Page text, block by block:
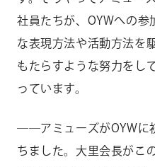
社員たちが、OYWへの参
な表現方法や活動方法を
もたらすような努力をし
っています。
――アミューズがOYWに
ちました。大里会長がこ